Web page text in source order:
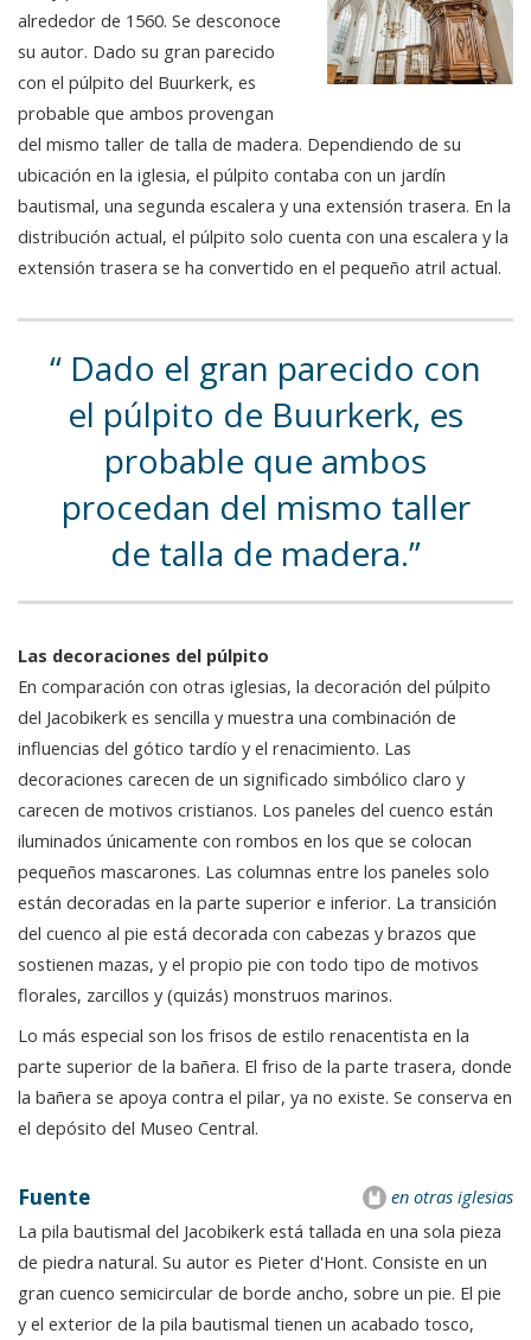
alrededor de 1560. Se desconoce
su autor. Dado su gran parecido
con el púlpito del Buurkerk, es
probable que ambos provengan
del mismo taller de talla de madera. Dependiendo de su
ubicación en la iglesia, el púlpito contaba con un jardín
bautismal, una segunda escalera y una extensión trasera. En la
distribución actual, el púlpito solo cuenta con una escalera y la
extensión trasera se ha convertido en el pequeño atril actual.
Dado el gran parecido con
el púlpito de Buurkerk, es
probable que ambos
procedan del mismo taller
de talla de madera.
Las decoraciones del púlpito
En comparación con otras iglesias, la decoración del púlpito
del Jacobikerk es sencilla y muestra una combinación de
influencias del gótico tardío y el renacimiento. Las
decoraciones carecen de un significado simbólico claro y
carecen de motivos cristianos. Los paneles del cuenco están
iluminados únicamente con rombos en los que se colocan
pequeños mascarones. Las columnas entre los paneles solo
están decoradas en la parte superior e inferior. La transición
del cuenco al pie está decorada con cabezas y brazos que
sostienen mazas, y el propio pie con todo tipo de motivos
florales, zarcillos y (quizás) monstruos marinos.
Lo más especial son los frisos de estilo renacentista en la
parte superior de la bañera. El friso de la parte trasera, donde
la bañera se apoya contra el pilar, ya no existe. Se conserva en
el depósito del Museo Central.
en otras iglesias
Fuente
La pila bautismal del Jacobikerk está tallada en una sola pieza
de piedra natural. Su autor es Pieter d'Hont. Consiste en un
gran cuenco semicircular de borde ancho, sobre un pie. El pie
y el exterior de la pila bautismal tienen un acabado tosco,